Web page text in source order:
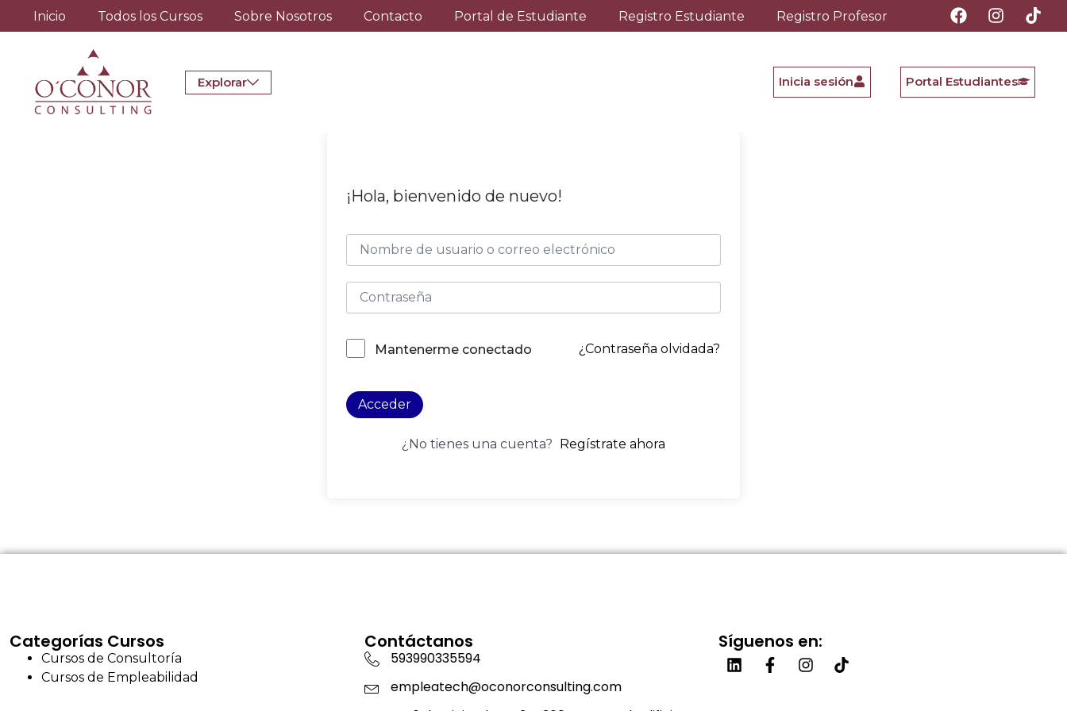
Inicio Todos los Cursos Sobre Nosotros Contacto Portal de Estudiante Registro Estudiante Registro Profesor
Explorar Inicia sesión Portal Estudiantes
¡Hola, bienvenido de nuevo!
Mantenerme conectado ¿Contraseña olvidada?
Acceder
¿No tienes una cuenta? Regístrate ahora
Categorías Cursos
Cursos de Consultoría
Cursos de Empleabilidad
Contáctanos
593990335594
empleatech@oconorconsulting.com
Síguenos en: